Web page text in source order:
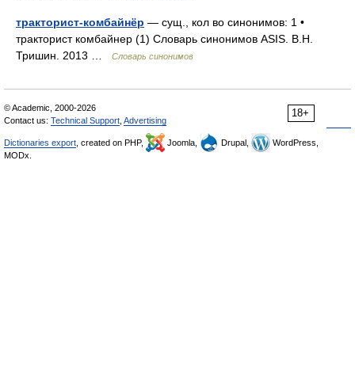
тракторист-комбайнёр — сущ., кол во синонимов: 1 •
тракторист комбайнер (1) Словарь синонимов ASIS. В.Н.
Тришин. 2013 …
Словарь синонимов
18+
© Academic, 2000-2026
Contact us: Technical Support Advertising
Dictionaries export , created on PHP, Joomla, Drupal,
WordPress,
MODx.